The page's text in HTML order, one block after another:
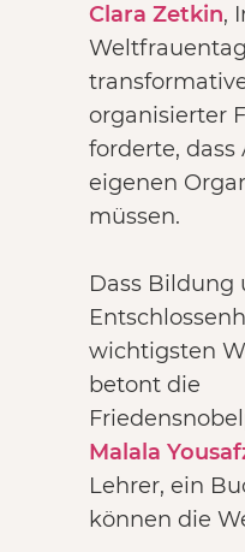
Clara Zetkin,
organisierter
forderte,
eigenen
müssen.
Dass Bildung
wichtigsten
betont die
Malala
Lehrer, ein
können die